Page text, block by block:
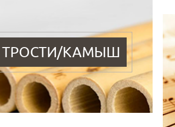
ТРОСТИ/КАМЫШ